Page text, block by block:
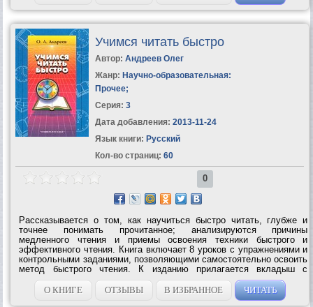
Учимся читать быстро
Автор: Андреев Олег
Жанр: Научно-образовательная:
Прочее;
Серия: 3
Дата добавления: 2013-11-24
Язык книги: Русский
Кол-во страниц: 60
0
Рассказывается о том, как научиться быстро читать, глубже и
точнее понимать прочитанное; анализируются причины
медленного чтения и приемы освоения техники быстрого и
эффективного чтения. Книга включает 8 уроков с упражнениями и
контрольными заданиями, позволяющими самостоятельно освоить
метод быстрого чтения. К изданию прилагается вкладыш с
тренировочными таблицами.УЧИМСЯ ЧИТАТЬ БЫСТРО – Первая
ступень обучения в Школе Олега...
О КНИГЕ ОТЗЫВЫ В ИЗБРАННОЕ ЧИТАТЬ